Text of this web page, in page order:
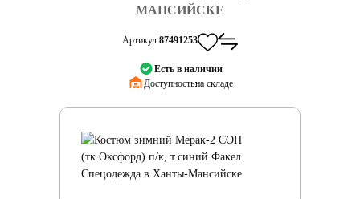
МАНСИЙСКЕ
Артикул:87491253
Есть в наличии
Доступность:на складе